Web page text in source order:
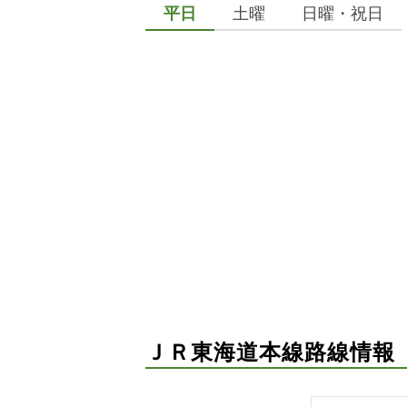
平日 土曜 日曜・祝日
ＪＲ東海道本線路線情報